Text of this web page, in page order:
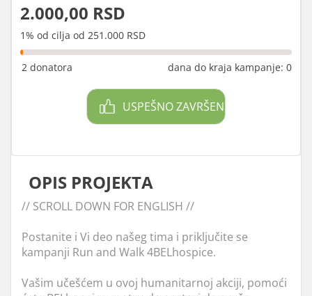
2.000,00 RSD
1% od cilja od 251.000 RSD
2 donatora dana do kraja kampanje: 0
USPEŠNO ZAVRŠEN
OPIS PROJEKTA
// SCROLL DOWN FOR ENGLISH //
Postanite i Vi deo našeg tima i priključite se
kampanji Run and Walk 4BELhospice.
Vašim učešćem u ovoj humanitarnoj akciji, pomoći